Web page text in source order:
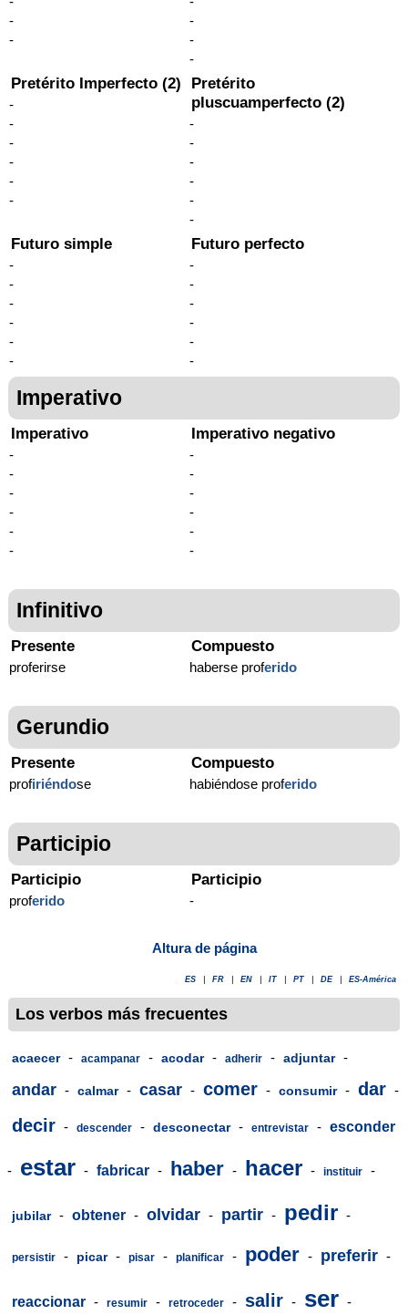
-
-
-
-
-
Pretérito Imperfecto (2)
-
-
-
-
-
-
Pretérito
pluscuamperfecto (2)
-
-
-
-
-
-
Futuro simple
-
-
-
-
-
-
Futuro perfecto
-
-
-
-
-
-
Imperativo
Imperativo
-
-
-
-
-
-
Imperativo negativo
-
-
-
-
-
-
Infinitivo
Presente
proferirse
Compuesto
haberse proferido
Gerundio
Presente
profiriéndose
Compuesto
habiéndose proferido
Participio
Participio
proferido
Participio
-
Altura de página
ES FR EN IT PT DE ES-América
Los verbos más frecuentes
acaecer - acampanar - acodar - adherir - adjuntar -
andar - calmar - casar - comer - consumir - dar -
decir - descender - desconectar - entrevistar - esconder
- estar - fabricar - haber - hacer - instituir -
jubilar - obtener - olvidar - partir - pedir -
persistir - picar - pisar - planificar - poder - preferir -
reaccionar - resumir - retroceder - salir - ser -